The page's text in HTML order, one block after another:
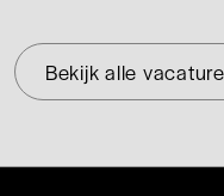
Bekijk alle